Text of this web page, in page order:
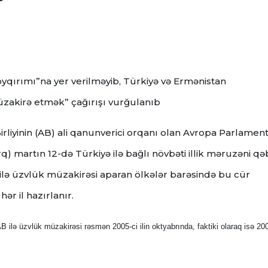
yer verilməyib, Türkiyə və Ermənistan
etmək” çağırışı vurğulanıb
(AB) ali qanunverici orqanı olan Avropa
martın 12-də Türkiyə ilə bağlı növbəti illik məruzəni
üzvlük müzakirəsi aparan ölkələr barəsində bu cür
il hazırlanır.
ilə üzvlük müzakirəsi rəsmən 2005-ci ilin oktyabrında, faktiki olaraq isə